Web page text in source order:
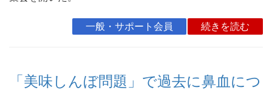
一般・サポート会員 続きを読む
「美味しんぼ問題」で過去に鼻血につ